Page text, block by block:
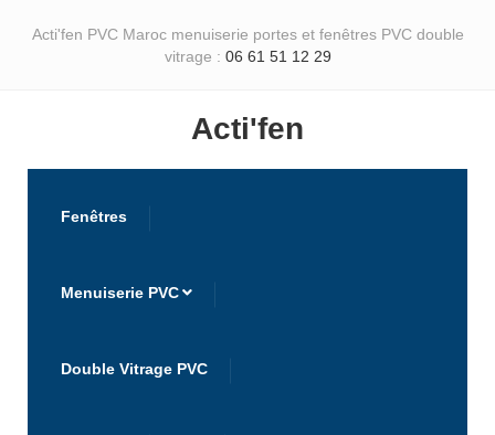
Acti'fen PVC Maroc menuiserie portes et fenêtres PVC double
vitrage : 06 61 51 12 29
Acti'fen
Fenêtres
Menuiserie PVC
Double Vitrage PVC